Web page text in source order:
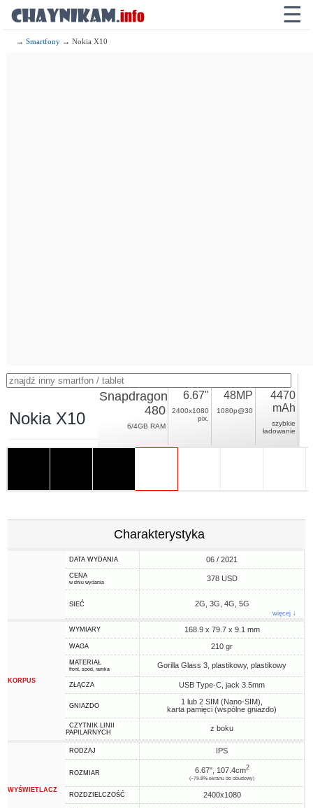
☰
→Smartfony → Nokia X10
Nokia X10
Snapdragon
480
6/4GB RAM
6.67"
2400x1080
pix.
48MP
1080p@30
4470
mAh
szybkie
ładowanie
Charakterystyka
DATA WYDANIA 06 / 2021
CENA
w dniu wydania 378 USD
SIEĆ 2G, 3G, 4G, 5G
więcej ↓
KORPUS
WYMIARY 168.9 x 79.7 x 9.1 mm
WAGA 210 gr
MATERIAŁ
front, spód, ramka Gorilla Glass 3, plastikowy, plastikowy
ZŁĄCZA USB Type-C, jack 3.5mm
GNIAZDO
1 lub 2 SIM (Nano-SIM),
karta pamięci (wspólne gniazdo)
CZYTNIK LINII
PAPILARNYCH
z boku
WYŚWIETLACZ
RODZAJ IPS
ROZMIAR 6.67", 107.4cm2
(~79.8% ekranu do obudowy)
ROZDZIELCZOŚĆ 2400x1080